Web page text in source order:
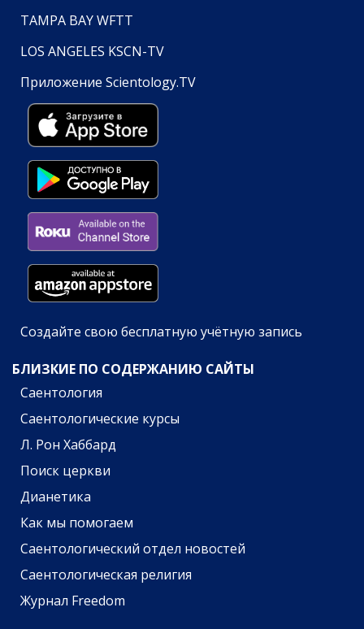
TAMPA BAY WFTT
LOS ANGELES KSCN-TV
Приложение Scientology.TV
Создайте свою бесплатную учётную запись
БЛИЗКИЕ ПО СОДЕРЖАНИЮ САЙТЫ
Саентология
Саентологические курсы
Л. Рон Хаббард
Поиск церкви
Дианетика
Как мы помогаем
Саентологический отдел новостей
Саентологическая религия
Журнал Freedom